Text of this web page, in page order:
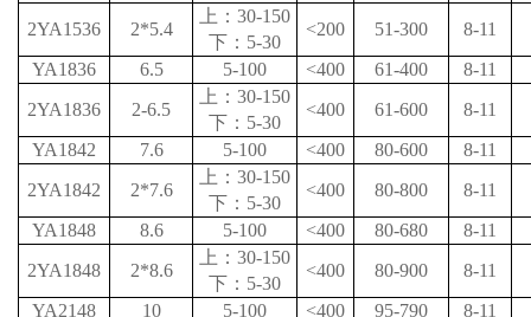
2YA1536
2*5.4
上：30-150
下：5-30
<200 51-300
8-11
YA1836
6.5 5-100 <400 61-400
8-11
2YA1836
2-6.5
上：30-150
下：5-30
<400 61-600
8-11
YA1842
7.6 5-100 <400 80-600
8-11
2YA1842
2*7.6
上：30-150
下：5-30
<400 80-800
8-11
YA1848
8.6 5-100 <400 80-680
8-11
2YA1848
2*8.6
上：30-150
下：5-30
<400 80-900
8-11
YA2148
10 5-100 <400 95-790
8-11